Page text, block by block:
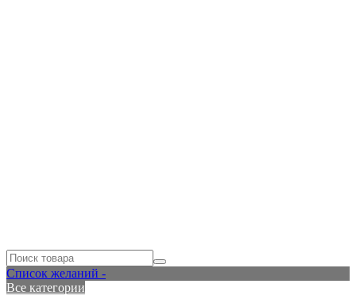
Список желаний -
Все категории